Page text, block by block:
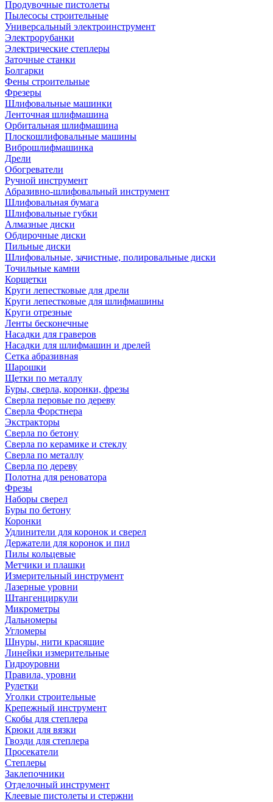
Продувочные пистолеты
Пылесосы строительные
Универсальный электроинструмент
Электрорубанки
Электрические степлеры
Заточные станки
Болгарки
Фены строительные
Фрезеры
Шлифовальные машинки
Ленточная шлифмашина
Орбитальная шлифмашина
Плоскошлифовальные машины
Виброшлифмашинка
Дрели
Обогреватели
Ручной инструмент
Абразивно-шлифовальный инструмент
Шлифовальная бумага
Шлифовальные губки
Алмазные диски
Обдирочные диски
Пильные диски
Шлифовальные, зачистные, полировальные диски
Точильные камни
Корщетки
Круги лепестковые для дрели
Круги лепестковые для шлифмашины
Круги отрезные
Ленты бесконечные
Насадки для граверов
Насадки для шлифмашин и дрелей
Сетка абразивная
Шарошки
Щетки по металлу
Буры, сверла, коронки, фрезы
Сверла перовые по дереву
Сверла Форстнера
Экстракторы
Сверла по бетону
Сверла по керамике и стеклу
Сверла по металлу
Сверла по дереву
Полотна для реноватора
Фрезы
Наборы сверел
Буры по бетону
Коронки
Удлинители для коронок и сверел
Держатели для коронок и пил
Пилы кольцевые
Метчики и плашки
Измерительный инструмент
Лазерные уровни
Штангенциркули
Микрометры
Дальномеры
Угломеры
Шнуры, нити красящие
Линейки измерительные
Гидроуровни
Правила, уровни
Рулетки
Уголки строительные
Крепежный инструмент
Скобы для степлера
Крюки для вязки
Гвозди для степлера
Просекатели
Степлеры
Заклепочники
Отделочный инструмент
Клеевые пистолеты и стержни